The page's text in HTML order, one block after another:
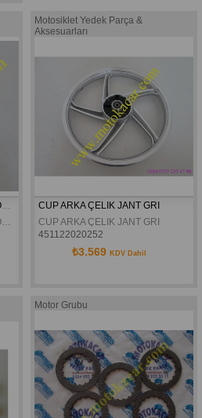
CUP ARKA FREN KAMPANA KOMPLE
CUP ARKA FREN KAMPANA KOMPLE
Motosiklet Yedek Parça &
Aksesuarları
CUP ARKA ÇELIK JANT GRI
CUP ARKA ÇELIK JANT GRI
451122020252
₺3.569 KDV Dahil
Motor Grubu